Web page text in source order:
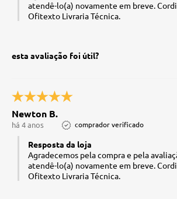
atendê-lo(a) novamente em breve.
Ofitexto Livraria Técnica.
esta avaliação foi útil?
Newton B.
há 4 anos comprador verificado
Resposta da loja
Agradecemos pela compra e pela
atendê-lo(a) novamente em breve.
Ofitexto Livraria Técnica.